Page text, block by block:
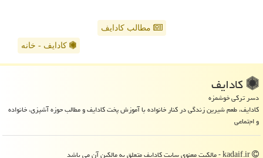
مطالب کادایف
کادایف - خانه
كادایف
دسر ترکی خوشمزه
کادایف، طعم شیرین زندگی در کنار خانواده با آموزش پخت کادایف و مطالب حوزه آشپزی، خانواده
و اجتماعی